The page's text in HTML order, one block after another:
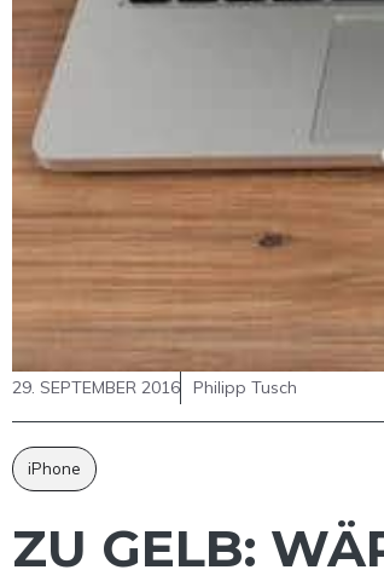
29. SEPTEMBER 2016 Philipp Tusch
iPhone
ZU GELB: